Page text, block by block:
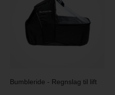
Bumbleride - Regnslag til lift